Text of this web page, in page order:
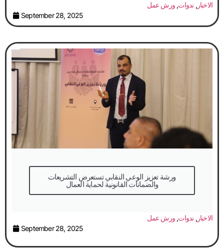
الاخبار, ندوات,ورش عمل
September 28, 2025
والضمانات القانونية لحماية العمال
الاخبار, ندوات,ورش عمل
September 28, 2025